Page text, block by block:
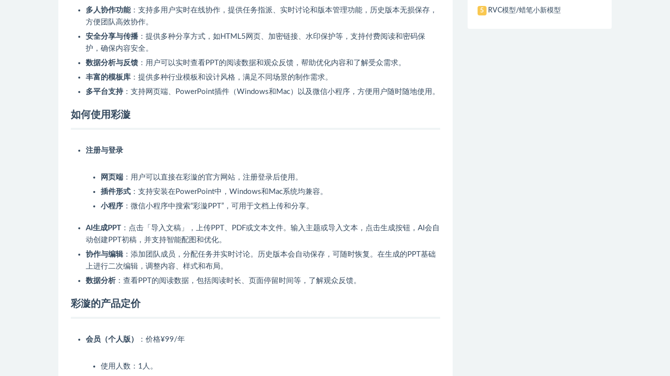
多人协作功能：支持多用户实时在线协作，提供任务指派、实时讨论和版本管理功能，历史版本无损保存，
方便团队高效协作。
安全分享与传播 ：提供多种分享方式，如HTML5网页、加密链接、水印保护等，支持付费阅读和密码保
护，确保内容安全。
数据分析与反馈 ：用户可以实时查看PPT的阅读数据和观众反馈，帮助优化内容和了解受众需求。
丰富的模板库 ：提供多种行业模板和设计风格，满足不同场景的制作需求。
多平台支持：支持网页端、PowerPoint插件（Windows和Mac）以及微信小程序，方便用户随时随地使用。
如何使用彩漩
注册与登录
网页端 ：用户可以直接在彩漩的官方网站，注册登录后使用。
插件形式 ：支持安装在PowerPoint中，Windows和Mac系统均兼容。
小程序 ：微信小程序中搜索“彩漩PPT”，可用于文档上传和分享。
AI生成PPT ：点击「导入文稿」，上传PPT、PDF或文本文件。输入主题或导入文本，点击生成按钮，AI会自
动创建PPT初稿，并支持智能配图和优化。
协作与编辑：添加团队成员，分配任务并实时讨论。历史版本会自动保存，可随时恢复。在生成的PPT基础
上进行二次编辑，调整内容、样式和布局。
数据分析 ：查看PPT的阅读数据，包括阅读时长、页面停留时间等，了解观众反馈。
彩漩的产品定价
会员（个人版） ：价格¥99/年
使用人数：1人。
5 RVC模型/蜡笔小新模型